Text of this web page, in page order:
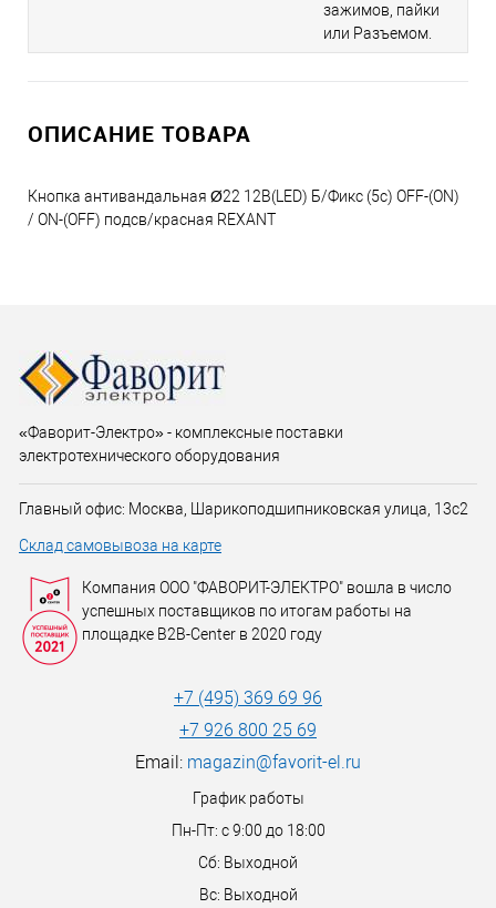
зажимов, пайки
или Разъемом.
ОПИСАНИЕ ТОВАРА
Кнопка антивандальная Ø22 12В(LED) Б/Фикс (5с) OFF-(ON)
/ ON-(OFF) подсв/красная REXANT
«Фаворит-Электро» - комплексные поставки
электротехнического оборудования
Главный офис: Москва, Шарикоподшипниковская улица, 13с2
Склад самовывоза на карте
Компания ООО "ФАВОРИТ-ЭЛЕКТРО" вошла в число
успешных поставщиков по итогам работы на
площадке B2B-Center в 2020 году
+7 (495) 369 69 96
+7 926 800 25 69
Email: magazin@favorit-el.ru
График работы
Пн-Пт: с 9:00 до 18:00
Сб: Выходной
Вс: Выходной